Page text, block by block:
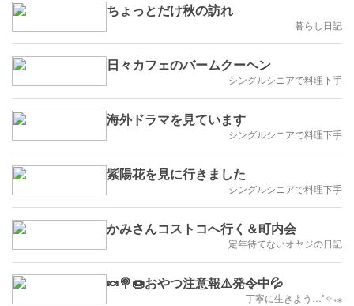
ちょっとだけ秋の訪れ
暮らし日記
日々カフェのバームクーヘン
シングルシニアで料理下手
海外ドラマを見ています
シングルシニアで料理下手
紫陽花を見に行きました
シングルシニアで料理下手
かみさんコストコへ行く＆町内会
定年待てないオヤジの日記
🍬🍭🍩おやつ注意報⚠️発令中💦
丁寧に生きよう…˚✧₊⁎